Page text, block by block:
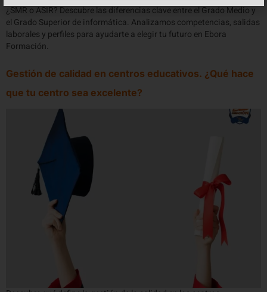
¿SMR o ASIR? Descubre las diferencias clave entre el Grado Medio y
el Grado Superior de informática. Analizamos competencias, salidas
laborales y perfiles para ayudarte a elegir tu futuro en Ebora
Formación.
Gestión de calidad en centros educativos. ¿Qué hace
que tu centro sea excelente?